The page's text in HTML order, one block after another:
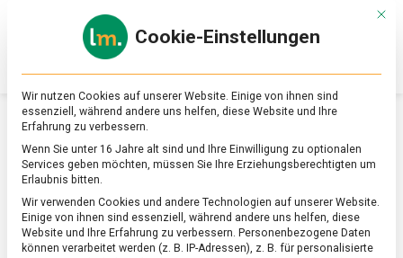
Online-
Magazin
zu
&
Ernährung
SCHLAGWORT:BITTERLIEBE
Mit
Cookie-Einstellungen
Wir nutzen Cookies auf unserer Website. Einige von ihnen sind
essenziell, während andere uns helfen, diese Website und Ihre
Erfahrung zu verbessern.
Wenn Sie unter 16 Jahre alt sind und Ihre Einwilligung zu optionalen
Services geben möchten, müssen Sie Ihre Erziehungsberechtigten um
Erlaubnis bitten.
Wir verwenden Cookies und andere Technologien auf unserer Website.
Einige von ihnen sind essenziell, während andere uns helfen, diese
Website und Ihre Erfahrung zu verbessern. Personenbezogene Daten
können verarbeitet werden (z. B. IP-Adressen), z. B. für personalisierte